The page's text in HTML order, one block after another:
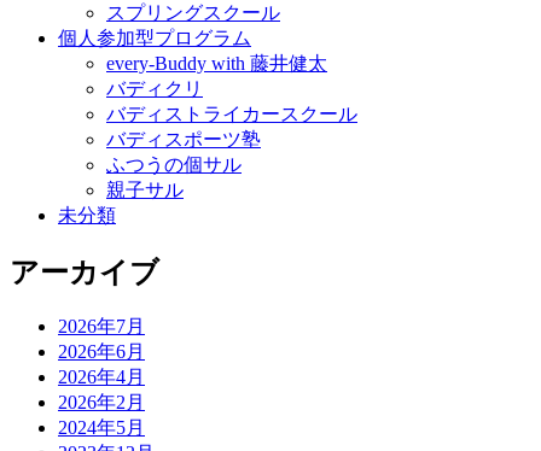
スプリングスクール
個人参加型プログラム
every-Buddy with 藤井健太
バディクリ
バディストライカースクール
バディスポーツ塾
ふつうの個サル
親子サル
未分類
アーカイブ
2026年7月
2026年6月
2026年4月
2026年2月
2024年5月